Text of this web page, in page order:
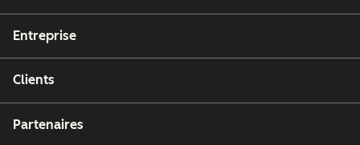
Entreprise
Clients
Partenaires